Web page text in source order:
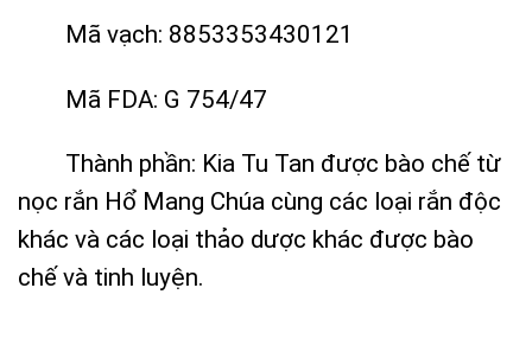
Mã vạch: 8853353430121
Mã FDA: G 754/47
Thành phần: Kia Tu Tan được bào chế từ
nọc rắn Hổ Mang Chúa cùng các loại rắn độc
khác và các loại thảo dược khác được bào
chế và tinh luyện.